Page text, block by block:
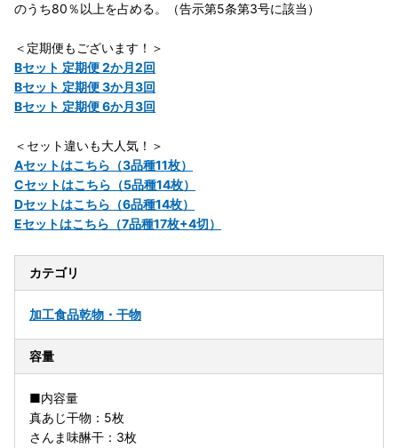
のうち80％以上を占める。（告示第5条第3号に該当）
＜定期便もございます！＞
Bセット 定期便 2か月2回
Bセット 定期便 3か月3回
Bセット 定期便 6か月3回
＜セット違いも大人気！＞
Aセットはこちら（3品種11枚）
Cセットはこちら（5品種14枚）
Dセットはこちら（6品種14枚）
Eセットはこちら（7品種17枚+4切）
カテゴリ
加工食品乾物・干物
容量
■内容量
真あじ干物：5枚
さんま味醂干：3枚